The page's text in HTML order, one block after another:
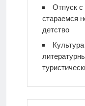
Отпуск
стараемся
детство